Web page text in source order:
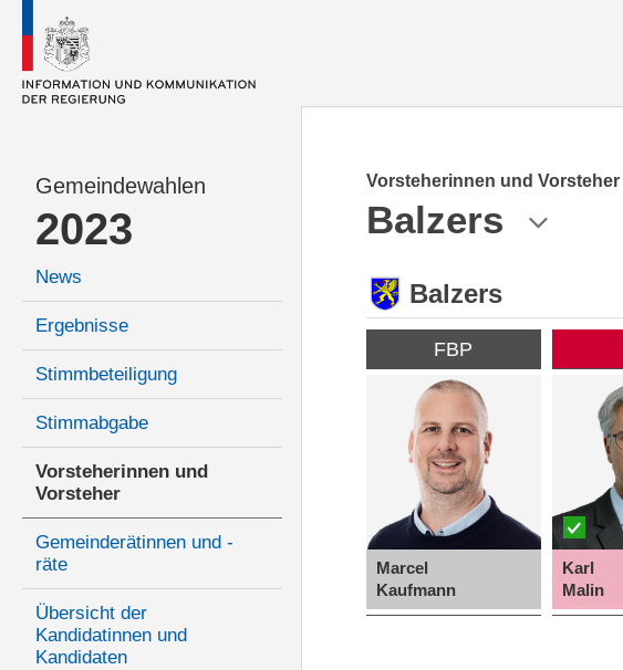
Gemeindewahlen
2023
News
Ergebnisse
Stimmbeteiligung
Stimmabgabe
Vorsteherinnen und
Vorsteher
Gemeinderätinnen und -
räte
Übersicht der
Kandidatinnen und
Kandidaten
Vorsteherinnen und Vorsteher
Balzers
Balzers
FBP
Marcel
Kaufmann
Karl
Malin